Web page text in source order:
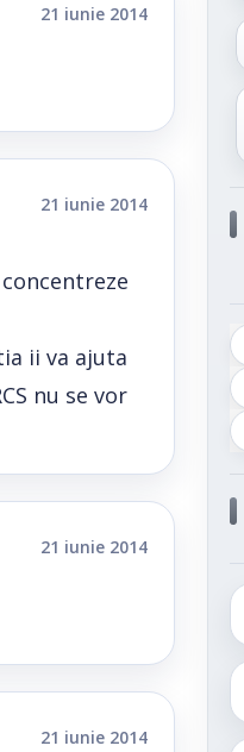
21 iunie 2014
21 iunie 2014
ii va ajuta
nu se vor
21 iunie 2014
21 iunie 2014